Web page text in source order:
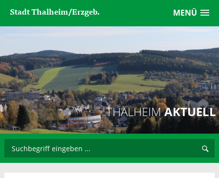
MENÜ
Stadt Thalheim/Erzgeb.
THALHEIMAKTUELL